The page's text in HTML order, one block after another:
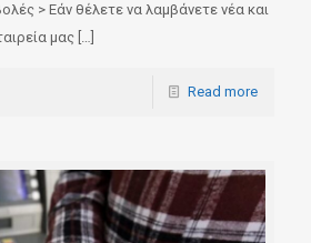
> Εάν θέλετε να λαμβάνετε νέα και
μας […]
Read more